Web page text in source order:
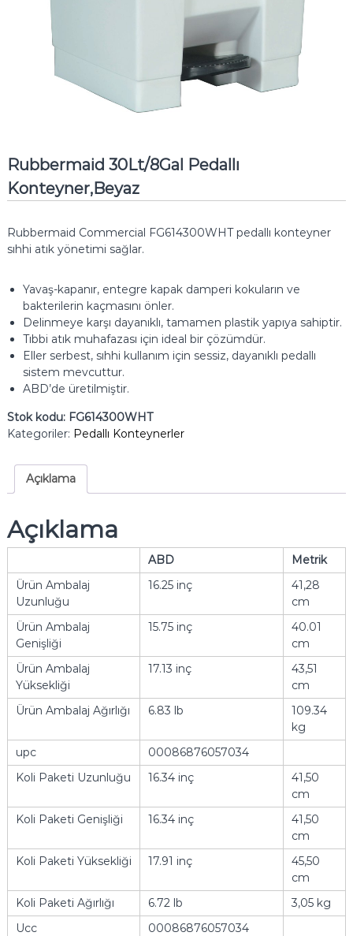
Rubbermaid 30Lt/8Gal Pedallı
Konteyner,Beyaz
Rubbermaid Commercial FG614300WHT pedallı konteyner
sıhhi atık yönetimi sağlar.
Yavaş-kapanır, entegre kapak damperi kokuların ve
bakterilerin kaçmasını önler.
Delinmeye karşı dayanıklı, tamamen plastik yapıya sahiptir.
Tıbbi atık muhafazası için ideal bir çözümdür.
Eller serbest, sıhhi kullanım için sessiz, dayanıklı pedallı
sistem mevcuttur.
ABD’de üretilmiştir.
Stok kodu: FG614300WHT
Kategoriler: Pedallı Konteynerler
Açıklama
Açıklama
ABD
Metrik
Ürün Ambalaj
Uzunluğu
16.25 inç
41,28
cm
Ürün Ambalaj
Genişliği
15.75 inç
40.01
cm
Ürün Ambalaj
Yüksekliği
17.13 inç
43,51
cm
Ürün Ambalaj Ağırlığı
6.83 lb
109.34
kg
upc
00086876057034
Koli Paketi Uzunluğu
16.34 inç
41,50
cm
Koli Paketi Genişliği
16.34 inç
41,50
cm
Koli Paketi Yüksekliği
17.91 inç
45,50
cm
Koli Paketi Ağırlığı
6.72 lb
3,05 kg
Ucc
00086876057034